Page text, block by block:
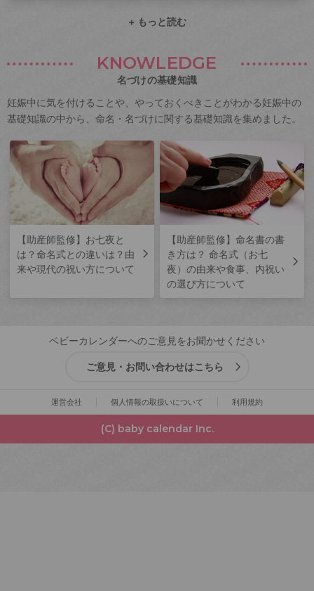
+ もっと読む
KNOWLEDGE
名づけの基礎知識
妊娠中に気を付けることや、やっておくべきことがわかる妊娠中の
基礎知識の中から、命名・名づけに関する基礎知識を集めました。
【助産師監修】お七夜と
は？命名式との違いは？由
来や現代の祝い方について
【助産師監修】命名書の書
き方は？ 命名式（お七
夜）の由来や食事、内祝い
の選び方について
ベビーカレンダーへのご意見をお聞かせください
ご意見・お問い合わせはこちら
運営会社 個人情報の取扱いについて 利用規約
(C) baby calendar Inc.